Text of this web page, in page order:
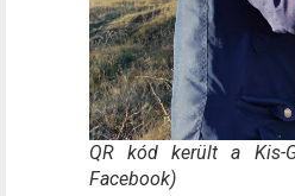
QR kód került a Kis-
Facebook)